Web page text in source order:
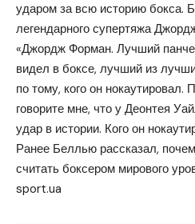
ударом за всю историю бокса.
легендарного супертяжа
«Джордж Форман. Лучший
видел в боксе, лучший из
по тому, кого он нокаутировал.
говорите мне, что у Деонтея
удар в истории. Кого он
Ранее Беллью рассказал,
считать боксером мирового
sport.ua